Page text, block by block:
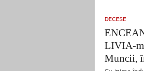
DECESE
LIVIA-
Muncii,